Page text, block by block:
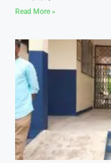
Read More »